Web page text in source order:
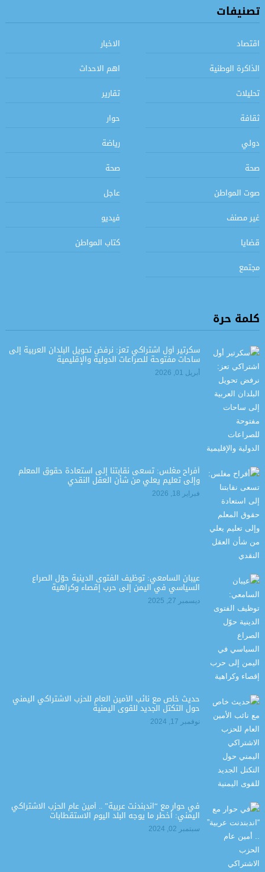
تصنيفات
اقتصاد
الاخبار
الذاكرة الوطنية
اهم الاحداث
تحليلات
تقارير
ثقافة
حوار
دولي
رياضة
صحة
صحة
صوت المواطن
عاجل
غير مصنف
فيديو
قضايا
كتاب المواطن
مجتمع
كلمة حرة
سكرتير أول اشتراكي تعز: نرفض تحويل البلدان العربية إلى
ساحات مفتوحة للصراعات الدولية والإقليمية
أبريل 01, 2026
أفراح مغلس: تسعى نقابتنا إلى استعادة حقوق المعلم
وإلى تعليم يعلي من شأن العقل النقدي
فبراير 18, 2026
عيبان السامعي: توظيف الفتوى الدينية حوّل الصراع
السياسي في اليمن إلى حرب إقصاء وكراهية
ديسمبر 27, 2025
حديث خاص مع نائب الأمين العام للحزب الاشتراكي اليمني
حول التكتل الجديد للقوى اليمنية
نوفمبر 17, 2024
في حوار مع “اندبندنت عربية” .. أمين عام الحزب الاشتراكي
اليمني: أخطر ما يوجه البلد اليوم الاستقطابات
سبتمبر 02, 2024